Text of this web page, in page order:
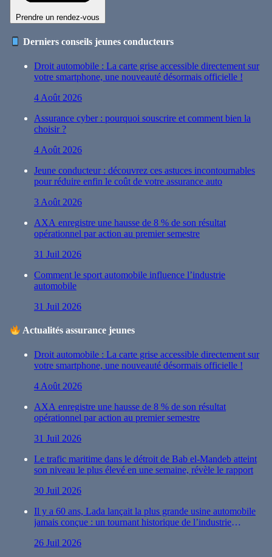
Prendre un rendez-vous
Derniers conseils jeunes conducteurs
Droit automobile : La carte grise accessible directement sur
votre smartphone, une nouveauté désormais officielle !
4 Août 2026
Assurance cyber : pourquoi souscrire et comment bien la
choisir ?
4 Août 2026
Jeune conducteur : découvrez ces astuces incontournables
pour réduire enfin le coût de votre assurance auto
3 Août 2026
AXA enregistre une hausse de 8 % de son résultat
opérationnel par action au premier semestre
31 Juil 2026
Comment le sport automobile influence l’industrie
automobile
31 Juil 2026
Actualités assurance jeunes
Droit automobile : La carte grise accessible directement sur
votre smartphone, une nouveauté désormais officielle !
4 Août 2026
AXA enregistre une hausse de 8 % de son résultat
opérationnel par action au premier semestre
31 Juil 2026
Le trafic maritime dans le détroit de Bab el-Mandeb atteint
son niveau le plus élevé en une semaine, révèle le rapport
30 Juil 2026
Il y a 60 ans, Lada lançait la plus grande usine automobile
jamais conçue : un tournant historique de l’industrie
26 Juil 2026